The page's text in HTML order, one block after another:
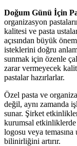
Doğum Günü İçin
organizasyon
kalitesi ve pasta
açısından büyük
isteklerini doğru
sunmak için özenle
zarar vermeyecek
pastalar hazırlarlar.
Özel pasta ve
değil, aynı zamanda
sunar. Şirket
kurumsal etkinliklerde
logosu veya temasına
bilinirliğini artırır.